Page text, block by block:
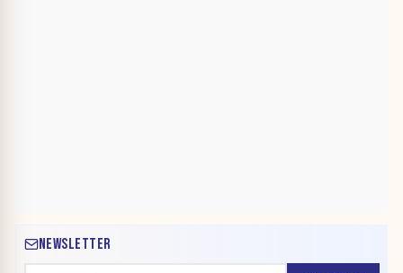
NEWSLETTER